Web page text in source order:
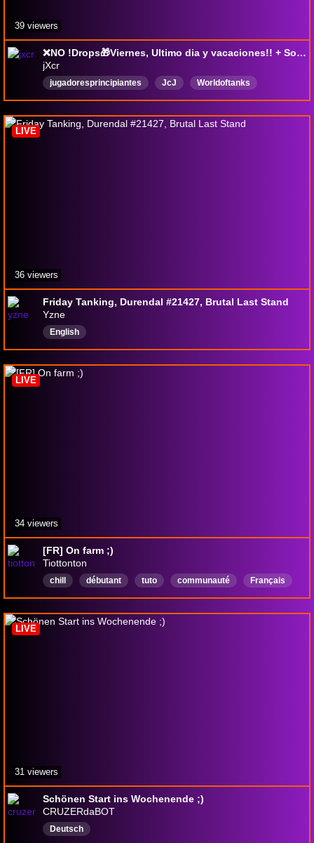
❌NO !Drops🎁Viernes, Ultimo dia y vacaciones!! + Sorteazos(!?) !FS (218++)
jXcr
jugadoresprincipiantes JcJ
Worldoftanks
Multijugador
Español drops wot English
39 viewers
Friday Tanking, Durendal #21427, Brutal Last Stand
Yzne
English
LIVE
36 viewers
[FR] On farm ;)
Tiottonton
chill débutant tuto communauté
Français
simulation
LIVE
34 viewers
Schönen Start ins Wochenende ;)
CRUZERdaBOT
Deutsch
LIVE
31 viewers